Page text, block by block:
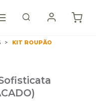
KIT ROUPÃO